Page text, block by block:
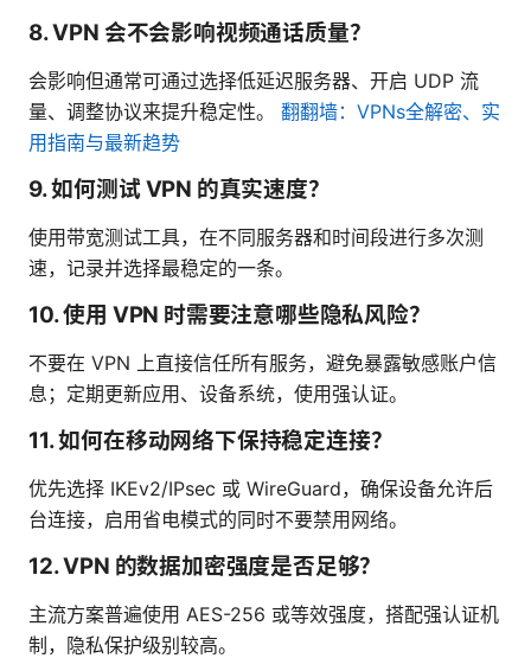
8. VPN 会不会影响视频通话质量？
会影响但通常可通过选择低延迟服务器、开启 UDP 流
量、调整协议来提升稳定性。 翻翻墙：VPNs全解密、实
用指南与最新趋势
9. 如何测试 VPN 的真实速度？
使用带宽测试工具，在不同服务器和时间段进行多次测
速，记录并选择最稳定的一条。
10. 使用 VPN 时需要注意哪些隐私风险？
不要在 VPN 上直接信任所有服务，避免暴露敏感账户信
息；定期更新应用、设备系统，使用强认证。
11. 如何在移动网络下保持稳定连接？
优先选择 IKEv2/IPsec 或 WireGuard，确保设备允许后
台连接，启用省电模式的同时不要禁用网络。
12. VPN 的数据加密强度是否足够？
主流方案普遍使用 AES-256 或等效强度，搭配强认证机
制，隐私保护级别较高。